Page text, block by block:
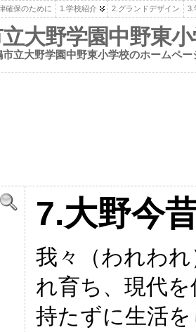
確保のために 1.学校紹介 2.グランドデザイン 3.
大野学園中野東
市立大野学園中野東小学校のホームペー
7.大野今
我々（われわ
れ育ち、現代
持たずに生活